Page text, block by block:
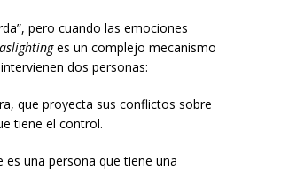
pero cuando las emociones
es un complejo mecanismo
dos personas:
que proyecta sus conflictos sobre
tiene el control.
una persona que tiene una